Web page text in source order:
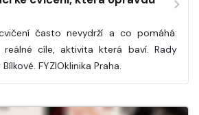
často nevydrží a co pomáhá:
cíle, aktivita která baví. Rady
FYZIOklinika Praha.